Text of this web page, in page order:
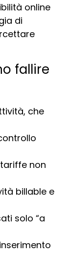
online
di
fallire
che
non
billable e
solo “a